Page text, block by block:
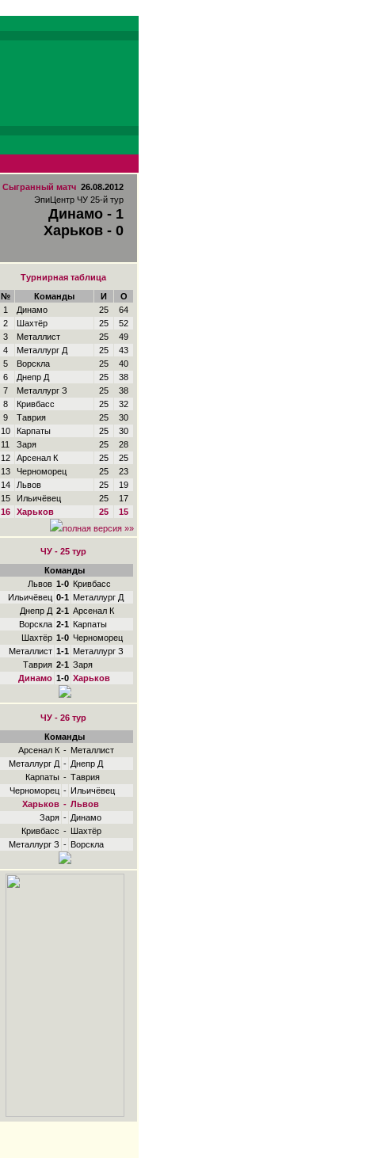
Сыгранный матч 26.08.2012
ЭпиЦентр ЧУ 25-й тур
Динамо - 1
Харьков - 0
Турнирная таблица
№ Команды И
О
1
Динамо 25
64
2
Шахтёр 25
52
3
Металлист 25
49
4
Металлург Д 25
43
5
Ворскла 25
40
6
Днепр Д 25
38
7
Металлург З 25
38
8
Кривбасс 25
32
9
Таврия 25
30
10
Карпаты 25
30
11
Заря 25
28
12
Арсенал К 25
25
13
Черноморец 25
23
14
Львов 25
19
15
Ильичёвец 25
17
16
Харьков 25
15
полная версия »»
ЧУ - 25 тур
Команды
Львов 1-0 Кривбасс
Ильичёвец 0-1 Металлург Д
Днепр Д 2-1 Арсенал К
Ворскла 2-1 Карпаты
Шахтёр 1-0 Черноморец
Металлист 1-1 Металлург З
Таврия 2-1 Заря
Динамо 1-0 Харьков
ЧУ - 26 тур
Команды
Арсенал К - Металлист
Металлург Д - Днепр Д
Карпаты - Таврия
Черноморец - Ильичёвец
Харьков - Львов
Заря - Динамо
Кривбасс - Шахтёр
Металлург З - Ворскла